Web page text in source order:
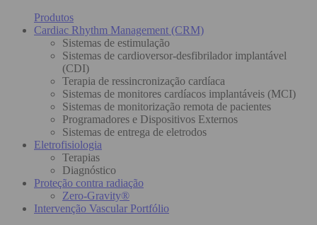
Produtos
Cardiac Rhythm Management (CRM)
Sistemas de estimulação
Sistemas de cardioversor-desfibrilador implantável
(CDI)
Terapia de ressincronização cardíaca
Sistemas de monitores cardíacos implantáveis (MCI)
Sistemas de monitorização remota de pacientes
Programadores e Dispositivos Externos
Sistemas de entrega de eletrodos
Eletrofisiologia
Terapias
Diagnóstico
Proteção contra radiação
Zero-Gravity®
Intervenção Vascular Portfólio